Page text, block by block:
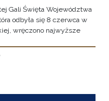
Gali Święta Województwa
odbyła się 8 czerwca w
wręczono najwyższe